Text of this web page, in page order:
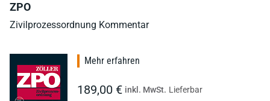
ZPO
Zivilprozessordnung Kommentar
Mehr erfahren
189,00 € inkl. MwSt. Lieferbar